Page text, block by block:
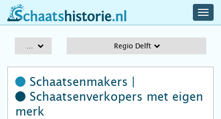
schaatshistorie.nl
Regio Delft
Schaatsenmakers |
Schaatsenverkopers met eigen
merk